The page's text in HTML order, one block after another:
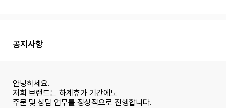
공지사항
안녕하세요.
저희 브랜드는 하계휴가 기간에도
주문 및 상담 업무를 정상적으로 진행합니다.